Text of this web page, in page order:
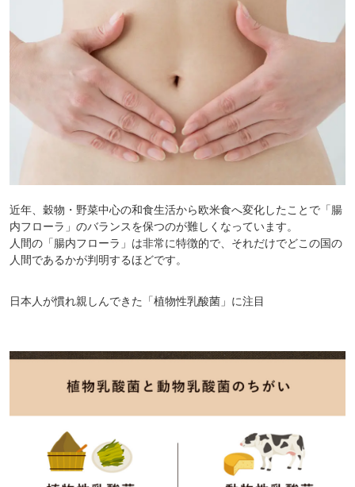
近年、穀物・野菜中心の和食生活から欧米食へ変化したことで「腸
内フローラ」のバランスを保つのが難しくなっています。
人間の「腸内フローラ」は非常に特徴的で、それだけでどこの国の
人間であるかが判明するほどです。
日本人が慣れ親しんできた「植物性乳酸菌」に注目